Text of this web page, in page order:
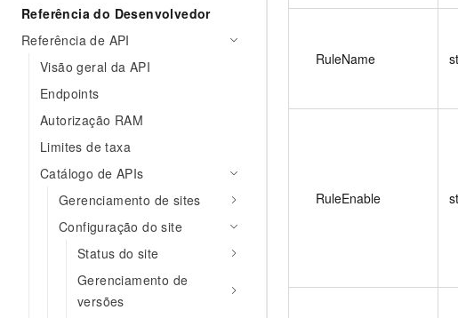
Referência do Desenvolvedor
Referência de API
Visão geral da API
Endpoints
Autorização RAM
Limites de taxa
Catálogo de APIs
Gerenciamento de sites
Configuração do site
Status do site
Gerenciamento de
versões
RuleName
RuleEnable